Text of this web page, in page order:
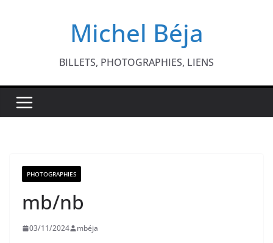
Michel Béja
BILLETS, PHOTOGRAPHIES, LIENS
PHOTOGRAPHIES
mb/nb
03/11/2024 mbéja